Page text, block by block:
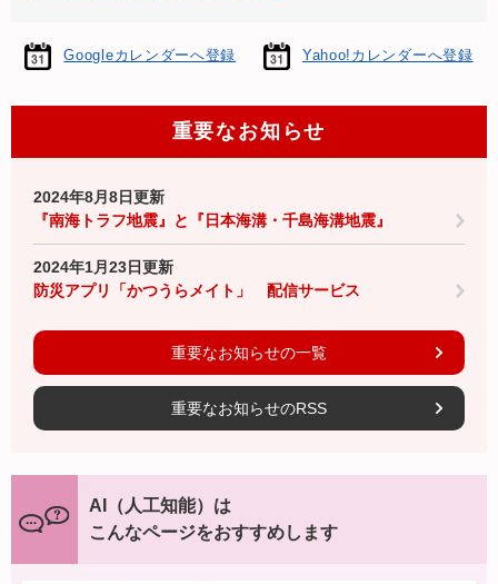
Googleカレンダーへ登録 Yahoo!カレンダーへ登録
重要なお知らせ
2024年8月8日更新
『南海トラフ地震』と『日本海溝・千島海溝地震』
2024年1月23日更新
防災アプリ「かつうらメイト」 配信サービス
重要なお知らせの一覧
重要なお知らせのRSS
AI（人工知能）は
こんなページをおすすめします